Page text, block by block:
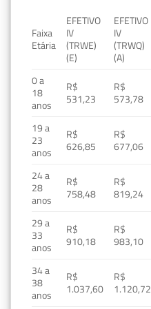
Faixa
Etária
EFETIVO
IV
(TRWE)
(E)
EFETIVO
IV
(TRWQ)
(A)
0 a
18
anos
R$
531,23
R$
573,78
19 a
23
anos
R$
626,85
R$
677,06
24 a
28
anos
R$
758,48
R$
819,24
29 a
33
anos
R$
910,18
R$
983,10
34 a
38
anos
R$
1.037,60
R$
1.120,72